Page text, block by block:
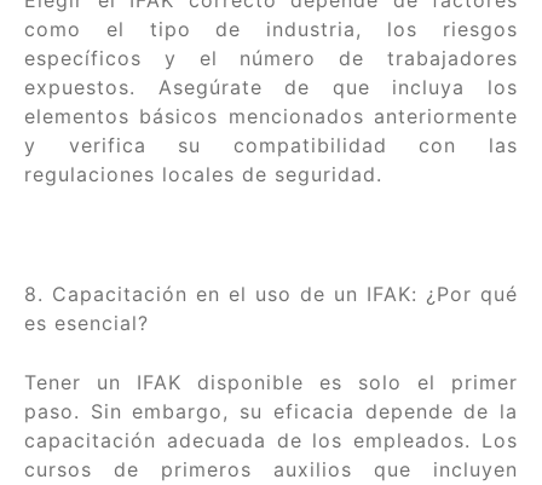
como el tipo de industria, los riesgos
específicos y el número de trabajadores
expuestos. Asegúrate de que incluya los
elementos básicos mencionados anteriormente
y verifica su compatibilidad con las
regulaciones locales de seguridad.
8. Capacitación en el uso de un IFAK: ¿Por qué
es esencial?
Tener un IFAK disponible es solo el primer
paso. Sin embargo, su eficacia depende de la
capacitación adecuada de los empleados. Los
cursos de primeros auxilios que incluyen